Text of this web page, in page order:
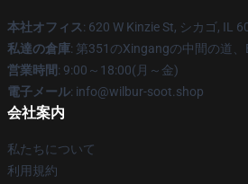
本社オフィス: 620 W Kinzie St, シカゴ, IL
私達の倉庫: 第351のXingangの中間の道
営業時間: 9:00～18:00(月～金)
電子メール: info@wilbur-soot.shop
会社案内
私たちについて
利用規約